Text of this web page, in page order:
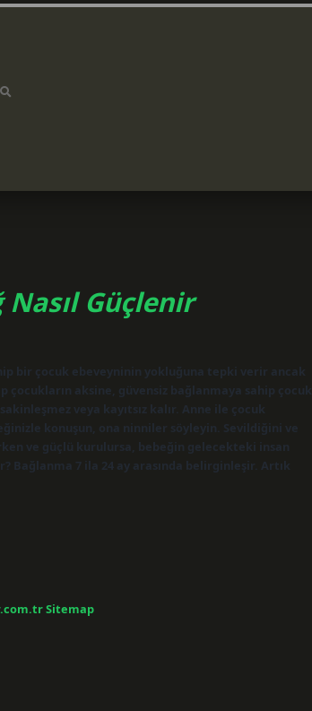
Güçlenir
bir çocuk ebeveyninin yokluğuna tepki verir ancak
aksine, güvensiz bağlanmaya sahip çocuk
veya kayıtsız kalır. Anne ile çocuk
konuşun, ona ninniler söyleyin. Sevildiğini ve
ve güçlü kurulursa, bebeğin gelecekteki insan
Bağlanma 7 ila 24 ay arasında belirginleşir. Artık
Sitemap